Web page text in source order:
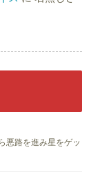
悪路を進み星をゲッ